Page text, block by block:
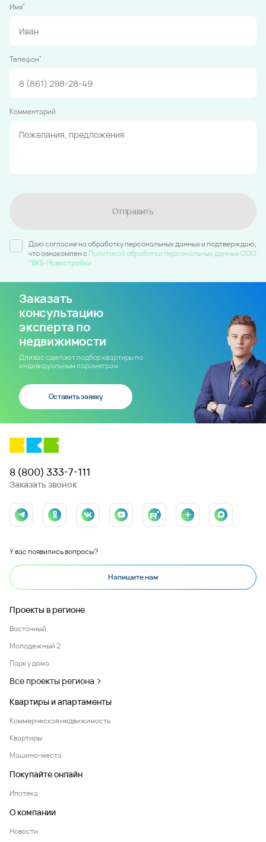
Имя*
Телефон*
Комментарий
Отправить
Даю согласие на обработку персональных данных и подтверждаю,
что ознакомлен c Политикой обработки персональных данных ООО
"ВКБ-Новостройки
Заказать
консультацию
эксперта по
недвижимости
Для вас сделают подбор квартиры по
индивидуальным параметрам
Оставить заявку
8 (800) 333-7-111
Заказать звонок
У вас появились вопросы?
Напишите нам
Проекты в регионе
Восточный
Молодежный 2
Парк у дома
Все проекты региона
Квартиры и апартаменты
Коммерческая недвижимость
Квартиры
Машино-места
Покупайте онлайн
Ипотека
О компании
Новости